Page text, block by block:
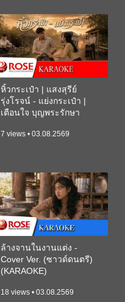
หิ้วกระเป๋า | แสงสุรีย์
รุ่งโรจน์ - แย่งกระเป๋า |
เตือนใจ บุญพระรักษา
7 views • 03.08.2569
ล้างจานในงานแต่ง -
Cover Ver. (ซาวด์ดนตรี)
(KARAOKE)
18 views • 03.08.2569